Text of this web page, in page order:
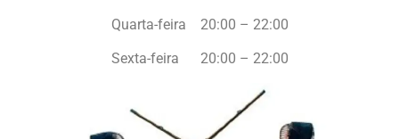
Quarta-feira 20:00 – 22:00
Sexta-feira 20:00 – 22:00